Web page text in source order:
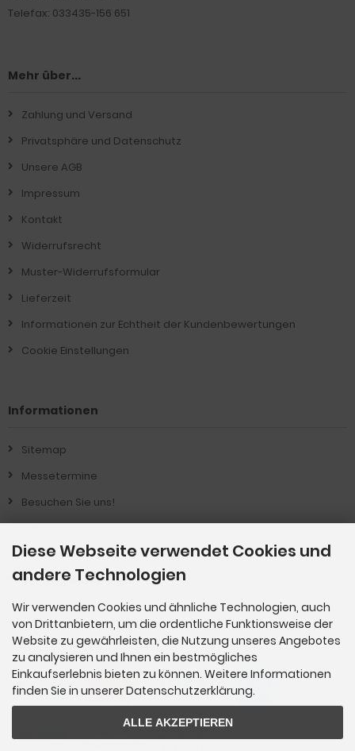
Telefax: 033435-156 651
Mehr über...
Zahlung und Versand
Privatsphäre und Datenschutz
Unsere AGB
Impressum
Kontakt
Widerrufsrecht
Muster-Widerrufsformular
Lieferzeit
Informationen zur Echtheit der Kundenbewertungen
Cookie Einstellungen
Informationen
Sitemap
Messetermine
Besuchen Sie uns!
Über Uns !
Produkt-Informationen
Vertrag widerrufen
Zahlungsmethoden
Diese Webseite verwendet Cookies und
andere Technologien
Wir verwenden Cookies und ähnliche Technologien, auch
von Drittanbietern, um die ordentliche Funktionsweise der
Website zu gewährleisten, die Nutzung unseres Angebotes
zu analysieren und Ihnen ein bestmögliches
Einkaufserlebnis bieten zu können. Weitere Informationen
finden Sie in unserer Datenschutzerklärung.
ALLE AKZEPTIEREN